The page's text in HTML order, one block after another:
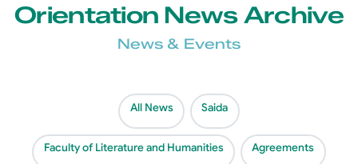
Orientation News Archive
News & Events
All News Saida
Faculty of Literature and Humanities Agreements